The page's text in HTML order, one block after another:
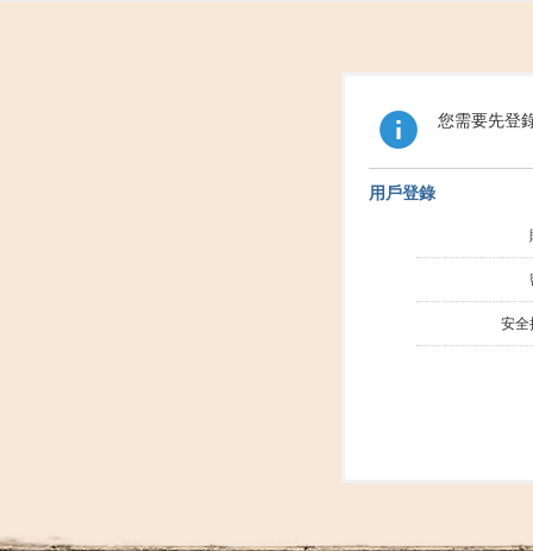
您需要先登
用戶登錄
安全